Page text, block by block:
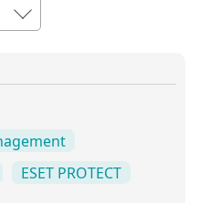
ESET PROTECT